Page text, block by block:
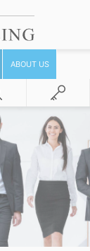
ABOUT US